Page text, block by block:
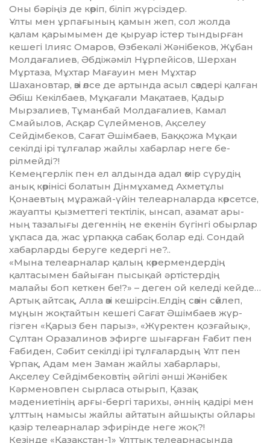
Оны бәріңіз де көріп, бі­ліп жүрсіздер.
Ұлты мен ұрпағының қамын жеп, сол жолда
қалам қарымымен де қыруар істер тындырған
кешегі Ілияс Омаров, Өзбекәлі Жәнібеков, Жұбан
Молдағалиев, Әбдіжәміл Нұр­пейісов, Шерхан
Мұртаза, Мұх­тар Мағауин мен Мұхтар
Шахановтар, өзі өлсе де артында асыл сөздері қалған
Әбіш Кекілбаев, Мұ­қағали Мақатаев, Қадыр
Мырзалиев, Тұманбай Молдағалиев, Ка­мал
Смайылов, Асқар Сүлей­ме­нов, Ақселеу
Сейдімбеков, Сағат Әшімбаев, Баққожа Мұқаи
секілді ірі тұлғалар жайлы хабарлар неге бе­
рілмейді?!
Кемеңгерлік пен ел алдында адал өмір сүрудің
анық көрінісі бо­латын Дінмұхамед Ахметұлы
Қонаевтың мұражай-үйін телеар­наларда көрсетсе,
жауапты қыз­мет­тегі тектілік, ынсап, азамат ары­
ның тазалығы дегеннің не еке­нін бүгінгі обырлар
ұқпаса да, жас ұрпаққа сабақ болар еді. Сондай
хабарларды беруге кедергі не?..
«Мына телеарналар қалың кө­рермендердің
қалтасымен байыған пысықай әртістердің
малайы боп кеткен бе!?» – деген ой келеді кейде…
Артық айтсақ, Алла өзі кешір­сін.Елдің сөзін сөйлеп,
мұңын жоқ­тай­тын кешегі Сағат Әшімбаев жүр­
гізген «Қарыз бен парыз», «Жү­рек­тен қозғайық»,
Сұлтан Ора­залинов эфирге шығарған Ғабит пен
Ға­биден, Сәбит секілді ірі тұлға­лар­дың Ұлт пен
Ұрпақ, Адам мен Заман жайлы хабарлары,
Ақселеу Сейдімбековтің әйгілі әнші Жә­нібек
Кәрменовпен сырласа отырып, Қазақ
мәдениетінің арғы-бер­гі тарихы, әннің қадірі мен
ұлт­тың намысы жайлы айтатын ай­шықты ойлары
қазір телеарналар эфирінде неге жоқ?!
Кезінде «Қа­зақстан-1» Ұлттық телеар­на­сын­­да